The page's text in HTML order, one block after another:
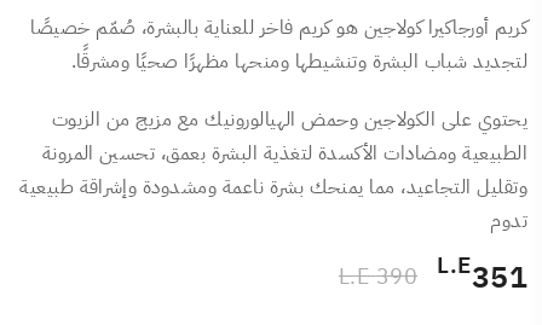
كريم أورجاكيرا كولاجين هو كريم فاخر للعناية بالبشرة، صُمّم خصيصًا
لتجديد شباب البشرة وتنشيطها ومنحها مظهرًا صحيًا ومشرقًا.
يحتوي على الكولاجين وحمض الهيالورونيك مع مزيج من الزيوت
الطبيعية ومضادات الأكسدة لتغذية البشرة بعمق، تحسين المرونة
وتقليل التجاعيد، مما يمنحك بشرة ناعمة ومشدودة وإشراقة طبيعية
تدوم
351
L.E
390 L.E